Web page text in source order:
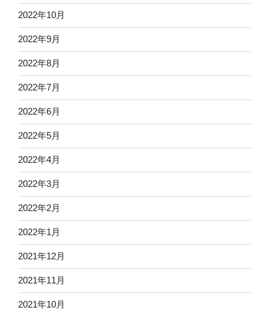
2022年10月
2022年9月
2022年8月
2022年7月
2022年6月
2022年5月
2022年4月
2022年3月
2022年2月
2022年1月
2021年12月
2021年11月
2021年10月